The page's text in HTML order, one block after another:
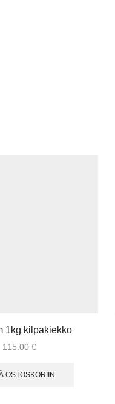
1kg kilpakiekko
115.00 €
OSTOSKORIIN